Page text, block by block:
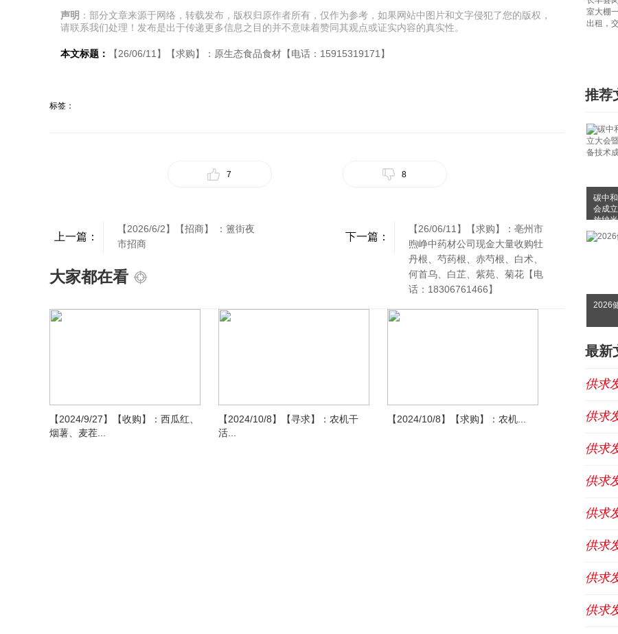
声明 ：部分文章来源于网络，转载发布，版权归原作者所有，仅作为参考，如果网站中图片和文字侵犯了您的版权，
请联系我们处理！发布是出于传递更多信息之目的并不意味着赞同其观点或证实内容的真实性。
本文标题： 【26/06/11】【求购】：原生态食品食材【电话：15915319171】
标签：
7 8
上一篇：
【2026/6/2】【招商】 ：簠街夜
市招商
下一篇：
【26/06/11】【求购】：亳州市
煦峥中药材公司现金大量收购牡
丹根、芍药根、赤芍根、白术、
何首乌、白芷、紫苑、菊花【电
话：18306761466】
大家都在看
【2024/9/27】【收购】：西瓜红、
烟薯、麦茬...
【2024/10/8】【寻求】：农机干
活...
【2024/10/8】【求购】：农机...
推荐
碳中
会成
放纳
布会
2026
最新
供求
供求
供求
供求
供求
供求
供求
供求